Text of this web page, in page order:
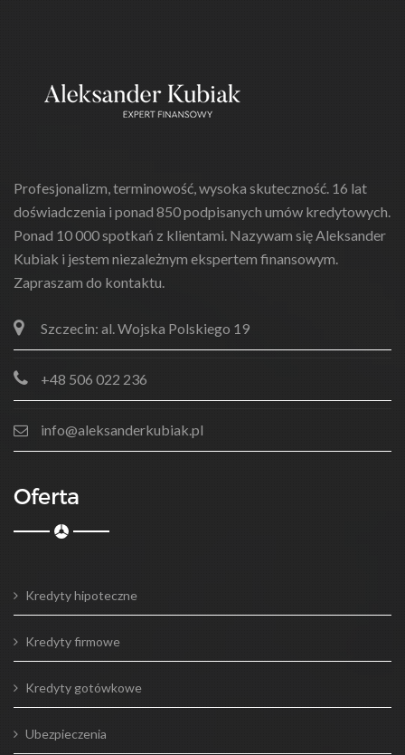
Profesjonalizm, terminowość, wysoka skuteczność. 16 lat
doświadczenia i ponad 850 podpisanych umów kredytowych.
Ponad 10 000 spotkań z klientami. Nazywam się Aleksander
Kubiak i jestem niezależnym ekspertem finansowym.
Zapraszam do kontaktu.
Szczecin: al. Wojska Polskiego 19
+48 506 022 236
info@aleksanderkubiak.pl
Oferta
Kredyty hipoteczne
Kredyty firmowe
Kredyty gotówkowe
Ubezpieczenia